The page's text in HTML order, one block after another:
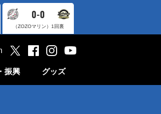
0-0
（ZOZOマリン） 1回裏
振興 グッズ